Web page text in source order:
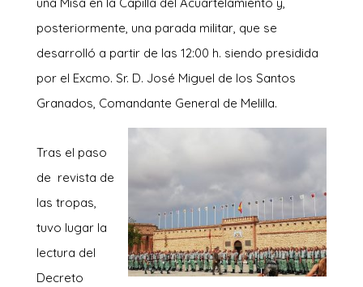
posteriormente, una parada militar, que se
desarrolló a partir de las 12:00 h. siendo presidida
por el Excmo. Sr. D. José Miguel de los Santos
Granados, Comandante General de Melilla.
Tras el paso
de revista de
las tropas,
tuvo lugar la
lectura del
Decreto